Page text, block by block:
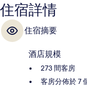
住宿詳情
住宿摘要
酒店規模
273 間客房
客房分佈於 7